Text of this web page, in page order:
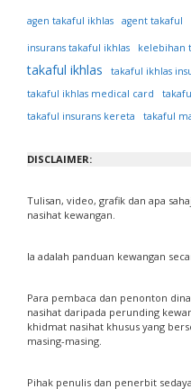
agen takaful ikhlas agent takaful
insurans takaful ikhlas kelebihan
takaful ikhlas takaful ikhlas
takaful ikhlas medical card
takaful insurans kereta
takaful
DISCLAIMER:
Tulisan, video, grafik dan apa
nasihat kewangan.
Ia adalah panduan kewangan
Para pembaca dan penonton
nasihat daripada perunding
khidmat nasihat khusus yang
masing-masing.
Pihak penulis dan penerbit